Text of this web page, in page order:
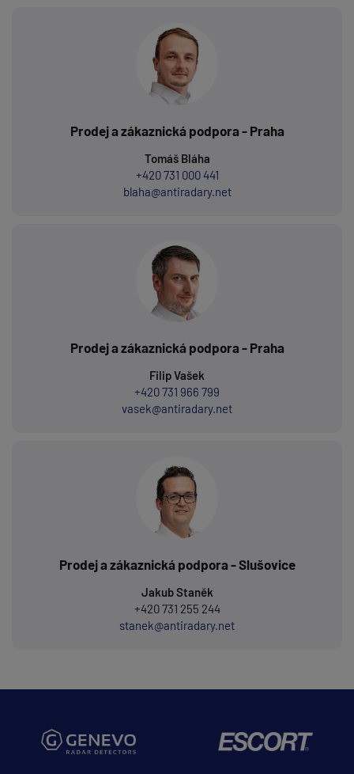
Prodej a zákaznická podpora - Praha
Tomáš Bláha
+420 731 000 441
blaha@antiradary.net
Prodej a zákaznická podpora - Praha
Filip Vašek
+420 731 966 799
vasek@antiradary.net
Prodej a zákaznická podpora - Slušovice
Jakub Staněk
+420 731 255 244
stanek@antiradary.net